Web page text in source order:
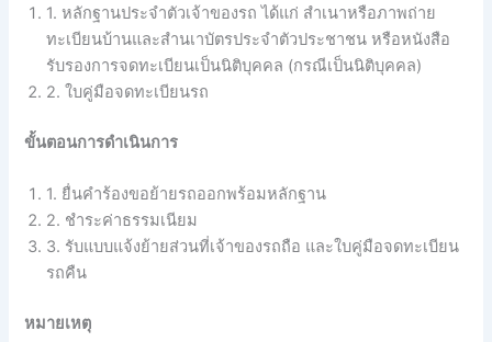
1. หลักฐานประจำตัวเจ้าของรถ ได้แก่ สำเนาหรือภาพถ่าย
ทะเบียนบ้านและสำนเาบัตรประจำตัวประชาชน หรือหนังสือ
รับรองการจดทะเบียนเป็นนิติบุคคล (กรณีเป็นนิติบุคคล)
2. ใบคู่มือจดทะเบียนรถ
ขั้นตอนการดำเนินการ
1. ยื่นคำร้องขอย้ายรถออกพร้อมหลักฐาน
2. ชำระค่าธรรมเนียม
3. รับแบบแจ้งย้ายส่วนที่เจ้าของรถถือ และใบคู่มือจดทะเบียน
รถคืน
หมายเหตุ